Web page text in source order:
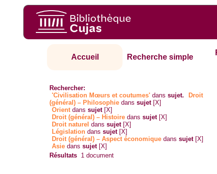
Accueil Recherche simple
Rechercher:
'Civilisation Mœurs et coutumes' danssujet.
Droit
(général) – Philosophie danssujet [X]
Orientdanssujet [X]
Droit (général) – Histoire danssujet [X]
Droit naturel danssujet [X]
Législation danssujet [X]
Droit (général) – Aspect économique danssujet [X]
Asie danssujet [X]
Résultats 1 document